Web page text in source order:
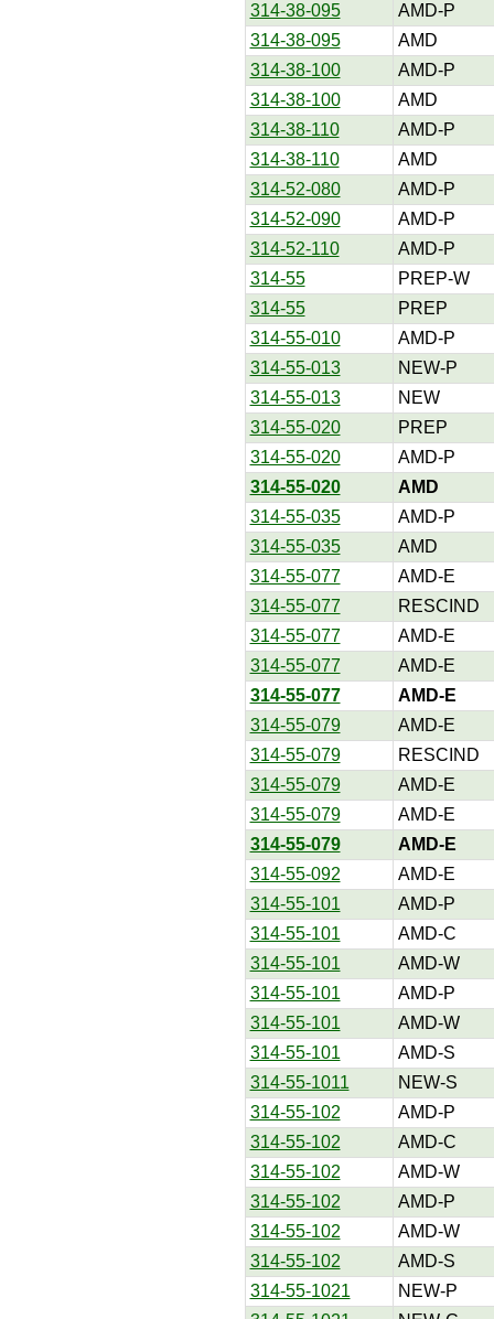
314-38-095
AMD-P
314-38-095
AMD
314-38-100
AMD-P
314-38-100
AMD
314-38-110
AMD-P
314-38-110
AMD
314-52-080
AMD-P
314-52-090
AMD-P
314-52-110
AMD-P
314-55
PREP-W
314-55
PREP
314-55-010
AMD-P
314-55-013
NEW-P
314-55-013
NEW
314-55-020
PREP
314-55-020
AMD-P
314-55-020
AMD
314-55-035
AMD-P
314-55-035
AMD
314-55-077
AMD-E
314-55-077
RESCIND
314-55-077
AMD-E
314-55-077
AMD-E
314-55-077
AMD-E
314-55-079
AMD-E
314-55-079
RESCIND
314-55-079
AMD-E
314-55-079
AMD-E
314-55-079
AMD-E
314-55-092
AMD-E
314-55-101
AMD-P
314-55-101
AMD-C
314-55-101
AMD-W
314-55-101
AMD-P
314-55-101
AMD-W
314-55-101
AMD-S
314-55-1011
NEW-S
314-55-102
AMD-P
314-55-102
AMD-C
314-55-102
AMD-W
314-55-102
AMD-P
314-55-102
AMD-W
314-55-102
AMD-S
314-55-1021
NEW-P